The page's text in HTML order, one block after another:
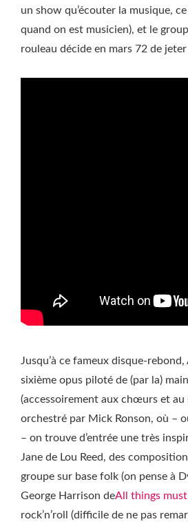
un show qu’écouter la musique,
quand on est musicien), et le
rouleau décide en mars 72 de jeter
Jusqu’à ce fameux disque-
sixième opus piloté de (par la)
(accessoirement aux chœurs et au
orchestré par Mick Ronson, où –
– on trouve d’entrée une très
Jane de Lou Reed, des
groupe sur base folk (on pense à
George Harrison deAll things must
rock’n’roll (difficile de ne pas